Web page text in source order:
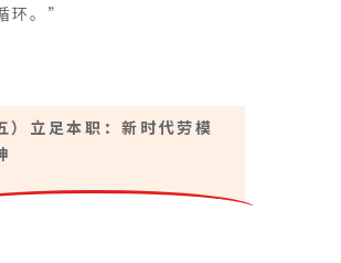
环。”
）立足本职：新时代劳模